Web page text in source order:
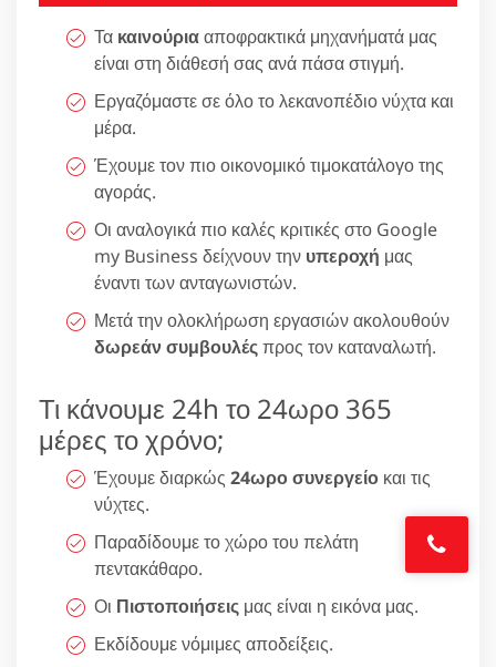
Τα καινούριααποφρακτικά μηχανήματά μας
είναι στη διάθεσή σας ανά πάσα στιγμή.
Εργαζόμαστε σε όλο το λεκανοπέδιο νύχτα και
μέρα.
Έχουμε τον πιο οικονομικό τιμοκατάλογο της
αγοράς.
Οι αναλογικά πιο καλές κριτικές στο Google
my Business δείχνουν την υπεροχή μας
έναντι των ανταγωνιστών.
Μετά την ολοκλήρωση εργασιών ακολουθούν
δωρεάν συμβουλέςπρος τον καταναλωτή.
Τι κάνουμε 24h το 24ωρο 365
μέρες το χρόνο;
Έχουμε διαρκώς 24ωρο συνεργείο και τις
νύχτες.
Παραδίδουμε το χώρο του πελάτη
πεντακάθαρο.
Οι Πιστοποιήσεις μας είναι η εικόνα μας.
Εκδίδουμε νόμιμες αποδείξεις.